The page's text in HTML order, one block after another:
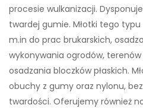
procesie wulkanizacji.
twardej gumie. Młotki tego
m.in do prac brukarskich,
wykonywania ogrodów,
osadzania bloczków płaskich.
obuchy z gumy oraz nylonu,
twardości. Oferujemy również